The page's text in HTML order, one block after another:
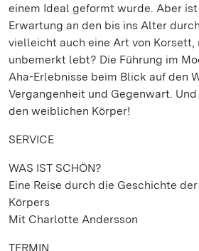
einem Ideal geformt wurde. Aber
Erwartung an den bis ins Alter
vielleicht auch eine Art von Korsett,
unbemerkt lebt? Die Führung im
Aha-Erlebnisse beim Blick auf den
Vergangenheit und Gegenwart.
den weiblichen Körper!
SERVICE
WAS IST SCHÖN?
Eine Reise durch die Geschichte
Körpers
Mit Charlotte Andersson
TERMIN